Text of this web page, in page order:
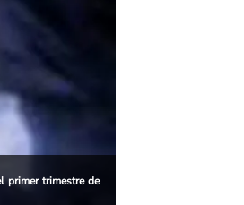
primer trimestre de